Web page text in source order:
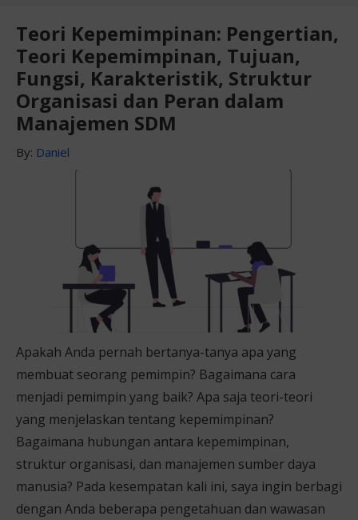
Teori Kepemimpinan: Pengertian,
Teori Kepemimpinan, Tujuan,
Fungsi, Karakteristik, Struktur
Organisasi dan Peran dalam
Manajemen SDM
By: Daniel
Apakah Anda pernah bertanya-tanya apa yang
membuat seorang pemimpin? Bagaimana cara
menjadi pemimpin yang baik? Apa saja teori-teori
yang menjelaskan tentang kepemimpinan?
Bagaimana hubungan antara kepemimpinan,
struktur organisasi, dan manajemen sumber daya
manusia? Pada kesempatan kali ini, saya ingin berbagi
dengan Anda beberapa pengetahuan dan wawasan